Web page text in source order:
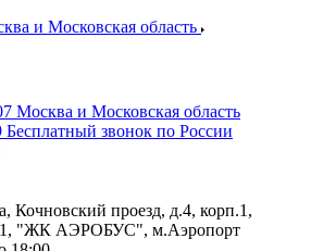
и Московская область
Москва и Московская область
Бесплатный звонок по России
Кочновский проезд, д.4, корп.1,
1, "ЖК АЭРОБУС", м.Аэропорт